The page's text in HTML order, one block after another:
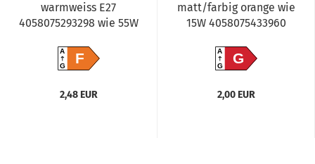
warmweiss E27
4058075293298 wie 55W
A
GF
2,48 EUR
matt/farbig orange wie
15W 4058075433960
A
GG
2,00 EUR